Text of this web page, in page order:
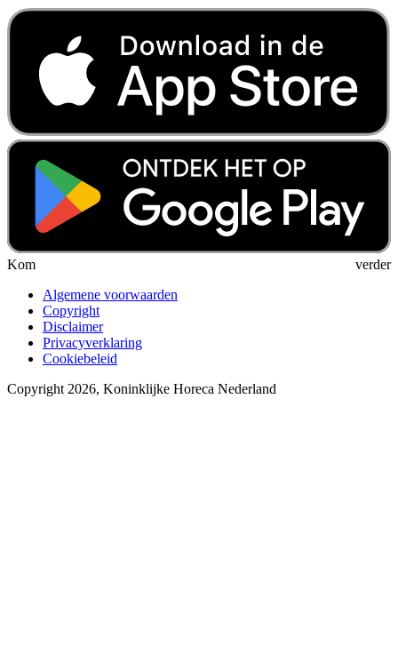
Kom verder
Algemene voorwaarden
Copyright
Disclaimer
Privacyverklaring
Cookiebeleid
Copyright 2026, Koninklijke Horeca Nederland